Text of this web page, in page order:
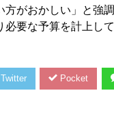
方がおかしい」と強
要な予算を計上し
Twitter Pocket